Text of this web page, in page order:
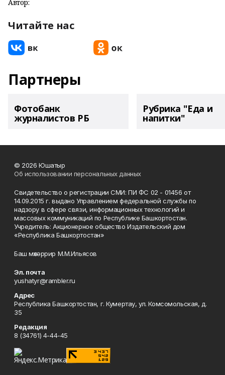
Автор:
Читайте нас
Партнеры
Фотобанк
журналистов РБ
Рубрика "Еда и
напитки"
© 2026 Юшатыр
Об использовании персональных данных
Свидетельство о регистрации СМИ: ПИ ФС 02 - 01456 от
14.09.2015 г. выдано Управлением федеральной службы по
надзору в сфере связи, информационных технологий и
массовых коммуникаций по Республике Башкортостан.
Учредитель: Акционерное общество Издательский дом
«Республика Башкортостан»
Баш мөхәррир М.М.Ильясов
Эл. почта
yushatyr@rambler.ru
Адрес
Республика Башкортостан, г. Кумертау, ул. Комсомольская, д.
35
Редакция
8 (34761) 4-44-45